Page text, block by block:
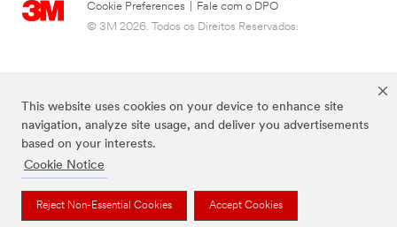
This website uses cookies on your device to enhance site
navigation, analyze site usage, and deliver you advertisements
based on your interests.
Cookie Notice
Reject Non-Essential Cookies Accept Cookies
Cookie Preferences
Fale com o DPO
© 3M 2026. Todos os Direitos Reservados.
As marcas listadas a cima são marcas comerciais da 3M.